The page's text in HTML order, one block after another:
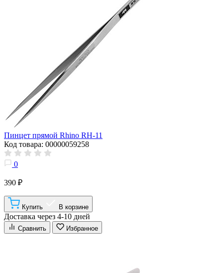
Пинцет прямой Rhino RH-11
Код товара: 00000059258
0
390 ₽
Купить В корзине
Доставка через 4-10 дней
Сравнить Избранное